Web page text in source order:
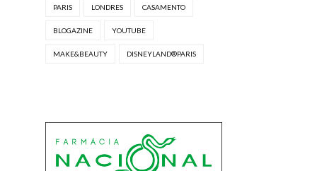
PARIS LONDRES CASAMENTO
BLOGAZINE YOUTUBE
MAKE&BEAUTY DISNEYLAND®PARIS